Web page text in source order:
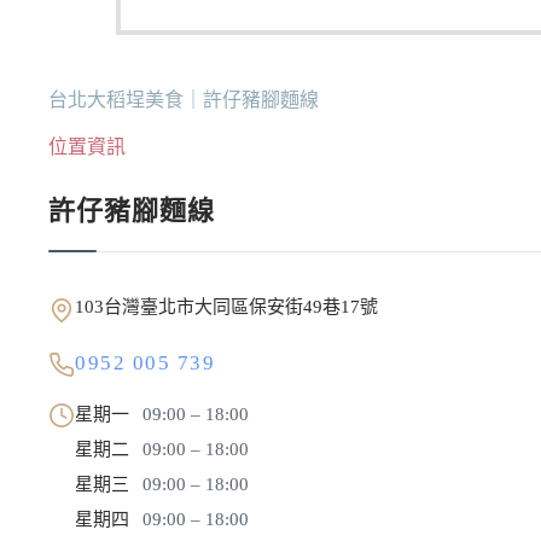
台北大稻埕美食｜許仔豬腳麵線
位置資訊
許仔豬腳麵線
103台灣臺北市大同區保安街49巷17號
0952 005 739
星期一
09:00 – 18:00
星期二
09:00 – 18:00
星期三
09:00 – 18:00
星期四
09:00 – 18:00